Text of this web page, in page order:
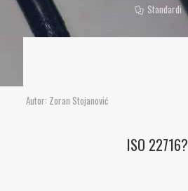
Standardi
Autor: Zoran Stojanović
ISO 22716?